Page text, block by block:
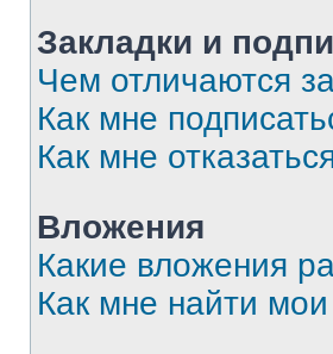
Закладки и
Чем отличаются
Как мне
Как мне
Вложения
Какие вложения
Как мне найти